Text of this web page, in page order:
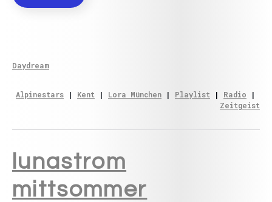
Daydream
Alpinestars | Kent | Lora München | Playlist | Radio
Zeitgeist
lunastrom
mittsommer